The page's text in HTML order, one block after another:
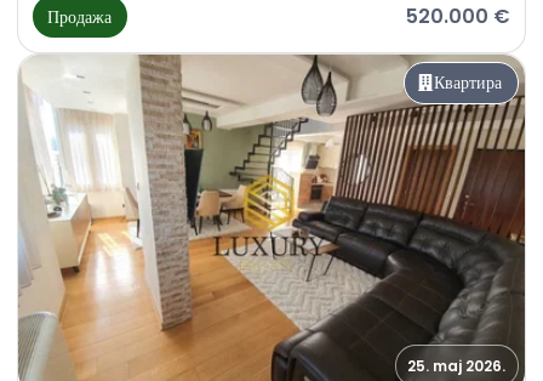
Продажа 520.000 €
Квартира
25. maj 2026.